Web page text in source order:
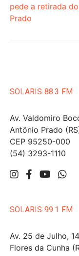
pede a retirada
Prado
SOLARIS 88.3 FM
Av. Valdomiro
Antônio Prado
CEP 95250-000
(54) 3293-1110
SOLARIS 99.1 FM
Av. 25 de Julho,
Flores da Cunha